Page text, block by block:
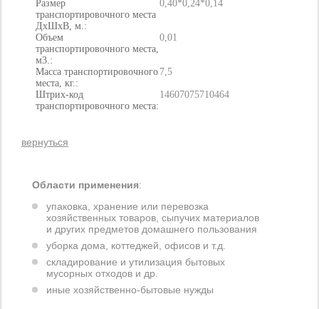
Размер
транспортировочного места
ДхШхВ, м.:
0,40*0,24*0,14
Объем
транспортировочного места,
м3.:
0,01
Масса транспортировочного
места, кг.:
7,5
Штрих-код
транспортировочного места:
14607075710464
вернуться
Области применения:
упаковка, хранение или перевозка
хозяйственных товаров, сыпучих материалов
и других предметов домашнего пользования
уборка дома, коттеджей, офисов и т.д.
складирование и утилизация бытовых
мусорных отходов и др.
иные хозяйственно-бытовые нужды